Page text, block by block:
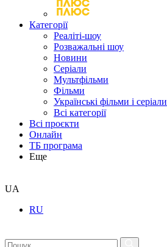
Категорії
Реаліті-шоу
Розважальні шоу
Новини
Серіали
Мультфільми
Фільми
Українські фільми і серіали
Всі категорії
Всі проєкти
Онлайн
ТБ програма
Еще
UA
RU